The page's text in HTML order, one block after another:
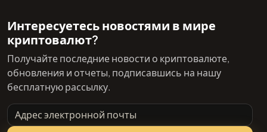
Интересуетесь новостями в мире
криптовалют?
Получайте последние новости о криптовалюте,
обновления и отчеты, подписавшись на нашу
бесплатную рассылку.
Адрес электронной почты